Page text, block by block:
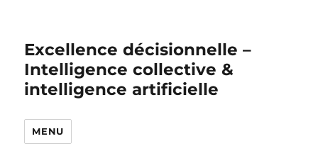
Excellence décisionnelle –
Intelligence collective &
intelligence artificielle
MENU